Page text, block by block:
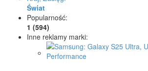
Świat
Popularność:
1 (594)
Inne reklamy marki: